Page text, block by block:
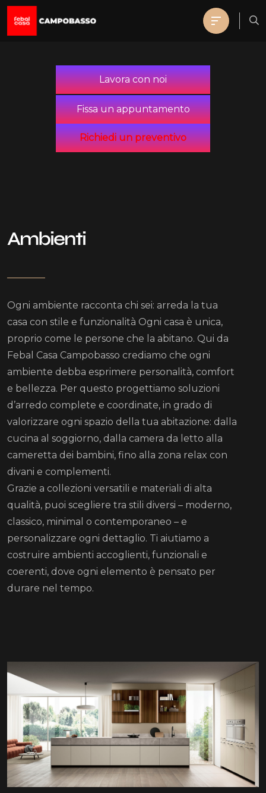
Lavora con noi
Fissa un appuntamento
Richiedi un preventivo
Ambienti
Ogni ambiente racconta chi sei: arreda la tua
casa con stile e funzionalità Ogni casa è unica,
proprio come le persone che la abitano. Qui da
Febal Casa Campobasso crediamo che ogni
ambiente debba esprimere personalità, comfort
e bellezza. Per questo progettiamo soluzioni
d’arredo complete e coordinate, in grado di
valorizzare ogni spazio della tua abitazione: dalla
cucina al soggiorno, dalla camera da letto alla
cameretta dei bambini, fino alla zona relax con
divani e complementi.
Grazie a collezioni versatili e materiali di alta
qualità, puoi scegliere tra stili diversi – moderno,
classico, minimal o contemporaneo – e
personalizzare ogni dettaglio. Ti aiutiamo a
costruire ambienti accoglienti, funzionali e
coerenti, dove ogni elemento è pensato per
durare nel tempo.